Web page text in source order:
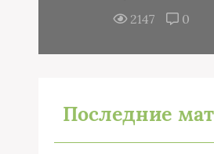
2147
0
Последние